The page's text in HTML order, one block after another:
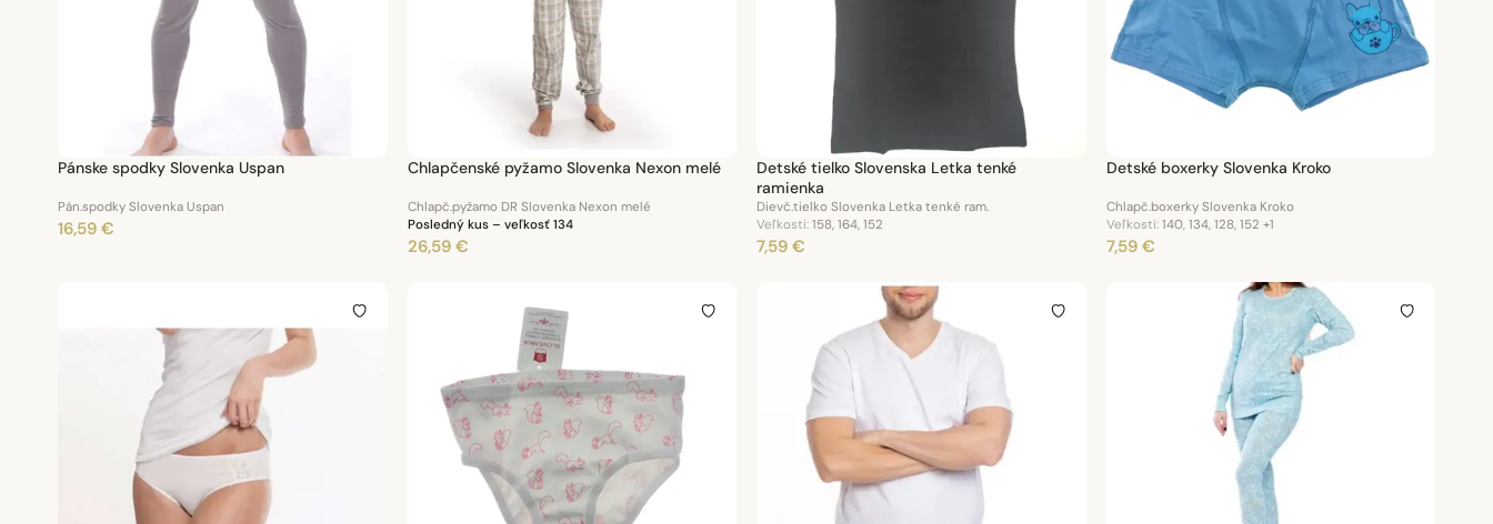
Pánske spodky Slovenka Uspan
Pán.spodky Slovenka Uspan
16,59 €
Chlapčenské pyžamo Slovenka Nexon melé
Chlapč.pyžamo DR Slovenka Nexon melé
Posledný kus – veľkosť 134
26,59 €
Detské tielko Slovenska Letka tenké
ramienka
Dievč.tielko Slovenka Letka tenké ram.
Veľkosti: 158, 164, 152
7,59 €
Detské boxerky Slovenka Kroko
Chlapč.boxerky Slovenka Kroko
Veľkosti:140, 134, 128, 152 +1
7,59 €